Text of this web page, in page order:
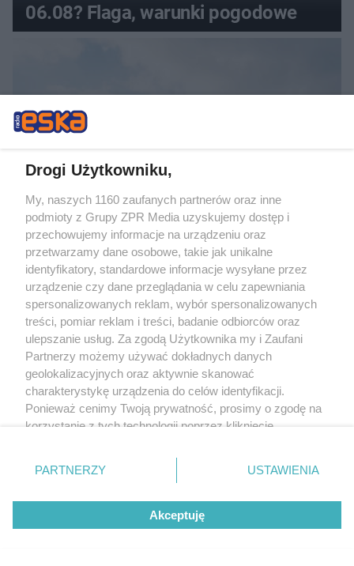
06.08? Flaga, warunki pogodowe
Sinice we Władysławowie. Czy we
Władysławowie można się kąpać
06.08? Flaga, warunki pogodowe
Sinice Rewa. Czy w Rewie można się kąpać
Drogi Użytkowniku,
My, naszych 1160 zaufanych partnerów oraz inne
podmioty z Grupy ZPR Media uzyskujemy dostęp i
przechowujemy informacje na urządzeniu oraz
przetwarzamy dane osobowe, takie jak unikalne
identyfikatory, standardowe informacje wysyłane przez
urządzenie czy dane przeglądania w celu zapewniania
spersonalizowanych reklam, wybór spersonalizowanych
treści, pomiar reklam i treści, badanie odbiorców oraz
ulepszanie usług. Za zgodą Użytkownika my i Zaufani
Partnerzy możemy używać dokładnych danych
geolokalizacyjnych oraz aktywnie skanować
charakterystykę urządzenia do celów identyfikacji.
Ponieważ cenimy Twoją prywatność, prosimy o zgodę na
korzystanie z tych technologii poprzez kliknięcie
zmienić/wycofać klikając przycisk ustawień prywatności
znajdujący się w lewym dolnym rogu strony
rodzaje przetwarzania danych nie wymagają zgody
użytkownika, ale masz prawo sprzeciwić się takiemu
przetwarzaniu. Preferencje będą miały zastosowanie tylko
PARTNERZY USTAWIENIA
Akceptuję